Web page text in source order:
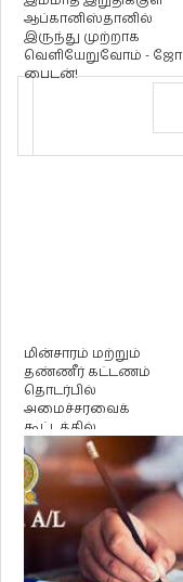
ஆப்கானிஸ்தானில்
இருந்து முற்றாக
வெளியேறுவோம் - ஜோ
பைடன்!
மின்சாரம் மற்றும்
தண்ணீர் கட்டணம்
தொடர்பில்
அமைச்சரவைக்
கூட்டத்தில்
தீர்மானிக்கவில்லை -
அமைச்சர் ரம...